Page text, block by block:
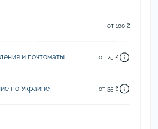
от 100 ₴
и почтоматы от 75 ₴
по Украине от 35 ₴